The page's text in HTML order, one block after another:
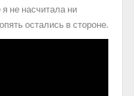
я не насчитала ни
остались в стороне.